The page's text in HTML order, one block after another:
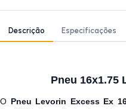
Descrição Especificações
Pneu 16x1.75
O Pneu Levorin Excess Ex